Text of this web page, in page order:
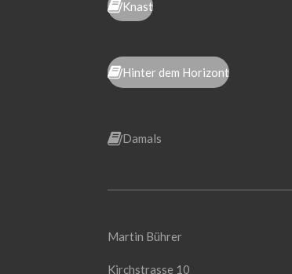
Knast
Hinter dem Horizont
Damals
Martin Bührer
Kirchstrasse 10